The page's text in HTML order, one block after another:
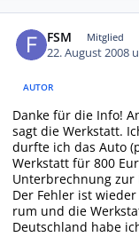
FSM Mitglied
22. August 2008
AUTOR
Danke für die Info!
sagt die Werkstatt.
durfte ich das Auto
Werkstatt für 800
Unterbrechnung zur
Der Fehler ist
rum und die
Deutschland habe